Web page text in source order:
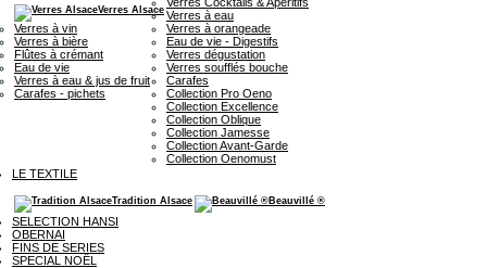
Verres Alsace
Verres à vin
Verres à bière
Flûtes à crémant
Eau de vie
Verres à eau & jus de fruit
Carafes - pichets
Verres à eau
Verres à orangeade
Eau de vie - Digestifs
Verres dégustation
Verres soufflés bouche
Carafes
Collection Pro Oeno
Collection Excellence
Collection Oblique
Collection Jamesse
Collection Avant-Garde
Collection Oenomust
LE TEXTILE
Tradition Alsace Beauvillé ®
SELECTION HANSI
OBERNAI
FINS DE SERIES
SPECIAL NOËL